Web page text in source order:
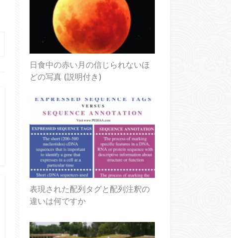
日食中の赤い月の信じられないほ
どの写真 (説明付き)
表現された配列タグと配列注釈の
違いは何ですか